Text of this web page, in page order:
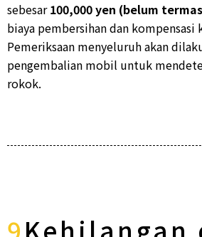
sebesar 100,000 yen (belum
biaya pembersihan dan kompensasi
Pemeriksaan menyeluruh akan
pengembalian mobil untuk
rokok.
9Kehilangan